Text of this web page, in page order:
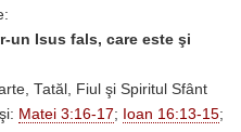
un Isus fals, care este şi
Tatăl, Fiul şi Spiritul Sfânt
Matei 3:16-17; Ioan 16:13-15;